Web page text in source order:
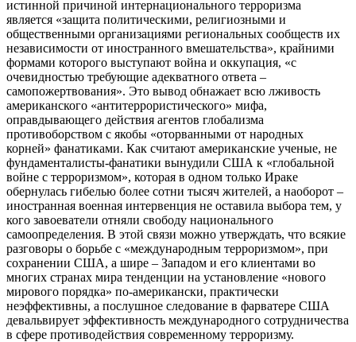
истинной причиной интернационального терроризма
является «защита политическими, религиозными и
общественными организациями региональных сообществ их
независимости от иностранного вмешательства», крайними
формами которого выступают война и оккупация, «с
очевидностью требующие адекватного ответа –
самопожертвования». Это вывод обнажает всю лживость
американского «антитеррористического» мифа,
оправдывающего действия агентов глобализма
противоборством с якобы «оторванными от народных
корней» фанатиками. Как считают американские ученые, не
фундаменталисты-фанатики вынудили США к «глобальной
войне с терроризмом», которая в одном только Ираке
обернулась гибелью более сотни тысяч жителей, а наоборот –
иностранная военная интервенция не оставила выбора тем, у
кого завоеватели отняли свободу национального
самоопределения. В этой связи можно утверждать, что всякие
разговоры о борьбе с «международным терроризмом», при
сохранении США, а шире – Западом и его клиентами во
многих странах мира тенденции на установление «нового
мирового порядка» по-американски, практически
неэффективны, а послушное следование в фарватере США
девальвирует эффективность международного сотрудничества
в сфере противодействия современному терроризму.